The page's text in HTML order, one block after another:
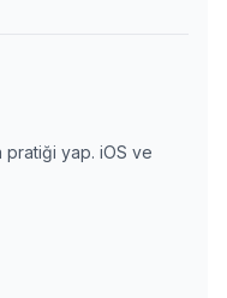
pratiği yap. iOS ve